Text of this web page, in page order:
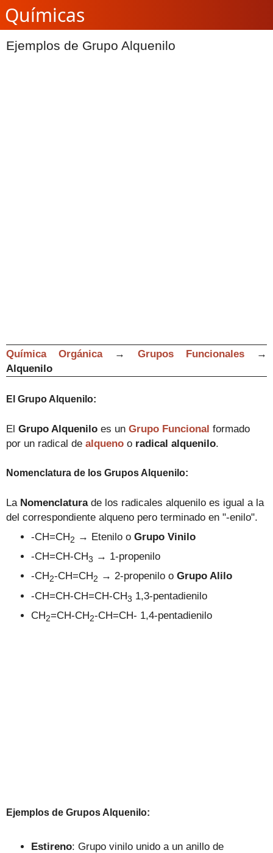
Químicas
Ejemplos de Grupo Alquenilo
Química Orgánica→ Grupos Funcionales→
Alquenilo
El Grupo Alquenilo:
El Grupo Alquenilo es un Grupo Funcional formado
por un radical de alqueno o radical alquenilo.
Nomenclatura de los Grupos Alquenilo:
La Nomenclatura de los radicales alquenilo es igual a la
del correspondiente alqueno pero terminado en "-enilo".
-CH=CH2 → Etenilo oGrupo Vinilo
-CH=CH-CH3 → 1-propenilo
-CH2-CH=CH2 → 2-propenilo oGrupo Alilo
-CH=CH-CH=CH-CH3 1,3-pentadienilo
CH2=CH-CH2-CH=CH- 1,4-pentadienilo
Ejemplos de Grupos Alquenilo:
Estireno: Grupo vinilo unido a un anillo de